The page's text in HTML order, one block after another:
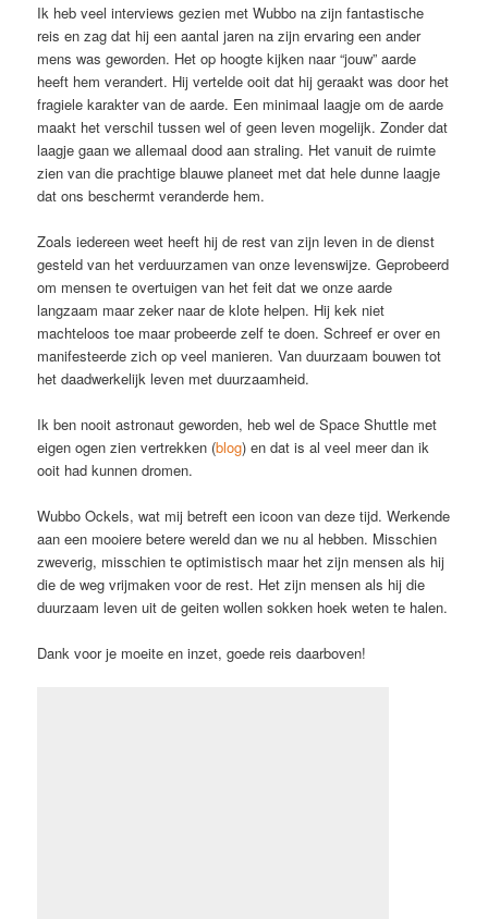
Ik heb veel interviews gezien met Wubbo na zijn fantastische
reis en zag dat hij een aantal jaren na zijn ervaring een ander
mens was geworden. Het op hoogte kijken naar “jouw” aarde
heeft hem verandert. Hij vertelde ooit dat hij geraakt was door het
fragiele karakter van de aarde. Een minimaal laagje om de aarde
maakt het verschil tussen wel of geen leven mogelijk. Zonder dat
laagje gaan we allemaal dood aan straling. Het vanuit de ruimte
zien van die prachtige blauwe planeet met dat hele dunne laagje
dat ons beschermt veranderde hem.
Zoals iedereen weet heeft hij de rest van zijn leven in de dienst
gesteld van het verduurzamen van onze levenswijze. Geprobeerd
om mensen te overtuigen van het feit dat we onze aarde
langzaam maar zeker naar de klote helpen. Hij kek niet
machteloos toe maar probeerde zelf te doen. Schreef er over en
manifesteerde zich op veel manieren. Van duurzaam bouwen tot
het daadwerkelijk leven met duurzaamheid.
Ik ben nooit astronaut geworden, heb wel de Space Shuttle met
eigen ogen zien vertrekken (blog) en dat is al veel meer dan ik
ooit had kunnen dromen.
Wubbo Ockels, wat mij betreft een icoon van deze tijd. Werkende
aan een mooiere betere wereld dan we nu al hebben. Misschien
zweverig, misschien te optimistisch maar het zijn mensen als hij
die de weg vrijmaken voor de rest. Het zijn mensen als hij die
duurzaam leven uit de geiten wollen sokken hoek weten te halen.
Dank voor je moeite en inzet, goede reis daarboven!